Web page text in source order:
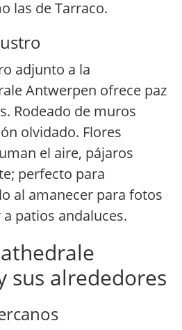
las de Tarraco.
adjunto a la
Antwerpen ofrece paz
Rodeado de muros
olvidado. Flores
el aire, pájaros
perfecto para
al amanecer para fotos
patios andaluces.
sus alrededores